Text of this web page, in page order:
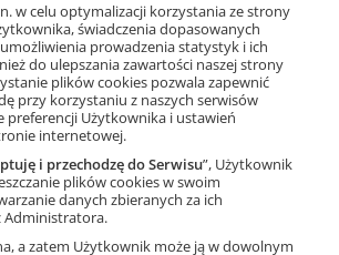
Zobacz fragment książki
(9–11 lat)
używa plików cookies.
Akceptuję
Dowiedz się więcej
w celu optymalizacji korzystania ze strony
świadczenia dopasowanych
umożliwienia prowadzenia statystyk i ich
do ulepszania zawartości naszej strony
plików cookies pozwala zapewnić
przy korzystaniu z naszych serwisów
preferencji Użytkownika i ustawień
internetowej.
i przechodzę do Serwisu”, Użytkownik
plików cookies w swoim
danych zbieranych za ich
Administratora.
a zatem Użytkownik może ją w dowolnym